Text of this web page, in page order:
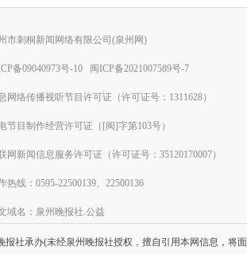
市刺桐新闻网络有限公司(泉州网)
备09040973号-10 闽ICP备2021007589号-7
网络传播视听节目许可证（许可证号：1311628）
节目制作经营许可证（[闽]字第103号）
网新闻信息服务许可证（许可证号：35120170007）
热线：0595-22500139、22500136
域名：泉州晚报社.公益
报社承办(未经泉州晚报社授权，擅自引用本网信息，将